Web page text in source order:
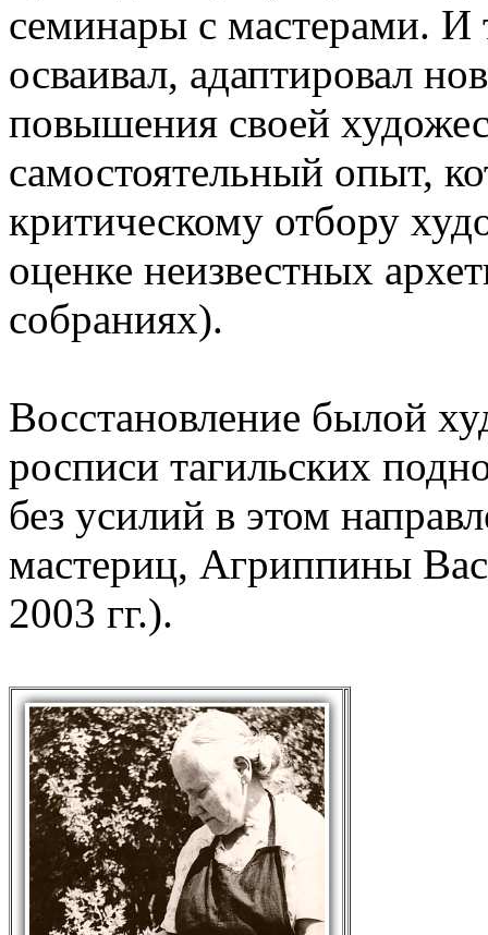
семинары с мастерами. И
осваивал, адаптировал
повышения своей
самостоятельный опыт,
критическому отбору
оценке неизвестных
собраниях).
Восстановление былой
росписи тагильских
без усилий в этом
мастериц, Агриппины
2003 гг.).